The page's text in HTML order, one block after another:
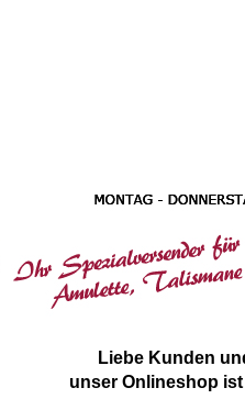
Liebe Kunden
unser Onlineshop